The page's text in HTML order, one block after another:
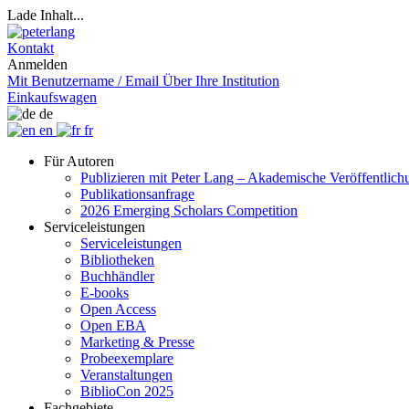
Lade Inhalt...
Kontakt
Anmelden
Mit Benutzername / Email Über Ihre Institution
Einkaufswagen
de
en
fr
Für Autoren
Publizieren mit Peter Lang – Akademische
Publikationsanfrage
2026 Emerging Scholars Competition
Serviceleistungen
Serviceleistungen
Bibliotheken
Buchhändler
E-books
Open Access
Open EBA
Marketing & Presse
Probeexemplare
Veranstaltungen
BiblioCon 2025